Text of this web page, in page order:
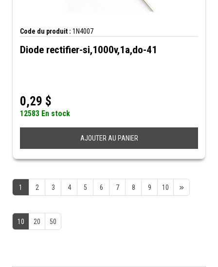
Code du produit : 1N4007
Diode rectifier-si,1000v,1a,do-41
0,29 $
12583 En stock
AJOUTER AU PANIER
1 2 3 4 5 6 7 8 9 10
10 20 50